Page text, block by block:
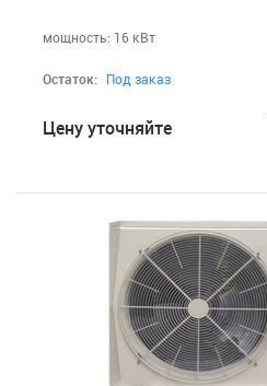
мощность: 16 кВт
Остаток: Под заказ
Цену уточняйте